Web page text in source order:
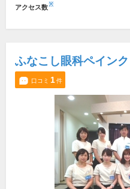
アクセス数※
ふなこし眼科ペイン
口コミ 1件